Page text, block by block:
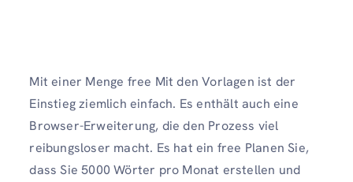
Mit einer Menge free Mit den Vorlagen ist der
Einstieg ziemlich einfach. Es enthält auch eine
Browser-Erweiterung, die den Prozess viel
reibungsloser macht. Es hat ein free Planen Sie,
dass Sie 5000 Wörter pro Monat erstellen und